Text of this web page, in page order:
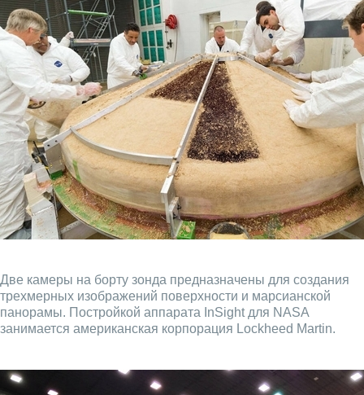
Две камеры на борту зонда предназначены для создания
трехмерных изображений поверхности и марсианской
панорамы. Постройкой аппарата InSight для NASA
занимается американская корпорация Lockheed Martin.